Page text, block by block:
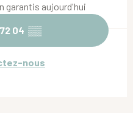
garantis aujourd'hui
04 ▒▒
nous